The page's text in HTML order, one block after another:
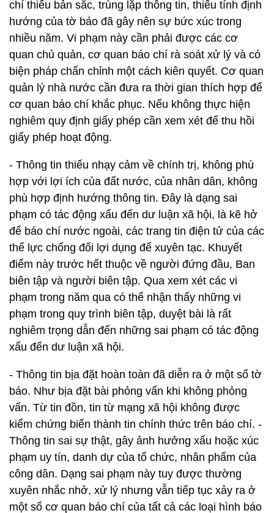
chí thiếu bản sắc, trùng lặp thông tin, thiếu tính định
hướng của tờ báo đã gây nên sự bức xúc trong
nhiều năm. Vi phạm này cần phải được các cơ
quan chủ quản, cơ quan báo chí rà soát xử lý và có
biện pháp chấn chỉnh một cách kiên quyết. Cơ quan
quản lý nhà nước cần đưa ra thời gian thích hợp để
cơ quan báo chí khắc phục. Nếu không thực hiện
nghiêm quy định giấy phép cần xem xét để thu hồi
giấy phép hoạt động.
- Thông tin thiếu nhạy cảm về chính trị, không phù
hợp với lợi ích của đất nước, của nhân dân, không
phù hợp định hướng thông tin. Đây là dạng sai
phạm có tác động xấu đến dư luận xã hội, là kẽ hở
để báo chí nước ngoài, các trang tin điện tử của các
thế lực chống đối lợi dụng để xuyên tạc. Khuyết
điểm này trước hết thuộc về người đứng đầu, Ban
biên tập và người biên tập. Qua xem xét các vi
phạm trong năm qua có thể nhận thấy những vi
phạm trong quy trình biên tập, duyệt bài là rất
nghiêm trọng dẫn đến những sai phạm có tác động
xấu đến dư luận xã hội.
- Thông tin bịa đặt hoàn toàn đã diễn ra ở một số tờ
báo. Như bịa đặt bài phỏng vấn khi không phỏng
vấn. Từ tin đồn, tin từ mạng xã hội không được
kiểm chứng biến thành tin chính thức trên báo chí. -
Thông tin sai sự thật, gây ảnh hưởng xấu hoặc xúc
phạm uy tín, danh dự của tổ chức, nhân phẩm của
công dân. Dạng sai phạm này tuy được thường
xuyên nhắc nhở, xử lý nhưng vẫn tiếp tục xảy ra ở
một số cơ quan báo chí của tất cả các loại hình báo